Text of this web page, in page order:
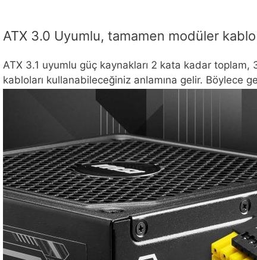
ATX 3.0 Uyumlu, tamamen modüler kablo
ATX 3.1 uyumlu güç kaynakları 2 kata kadar toplam,
kabloları kullanabileceğiniz anlamına gelir. Böylece